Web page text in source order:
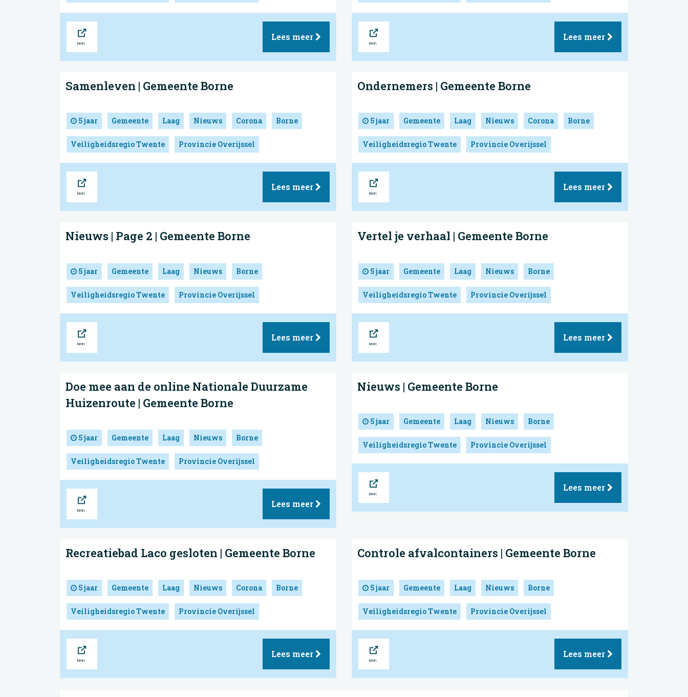
Lees meer Lees meer
Samenleven | Gemeente Borne
5 jaar Gemeente Laag Nieuws Corona Borne
Veiligheidsregio Twente Provincie Overijssel
Lees meer
Ondernemers | Gemeente Borne
5 jaar Gemeente Laag Nieuws Corona Borne
Veiligheidsregio Twente Provincie Overijssel
Lees meer
Nieuws | Page 2 | Gemeente Borne
5 jaar Gemeente Laag Nieuws Borne
Veiligheidsregio Twente Provincie Overijssel
Lees meer
Vertel je verhaal | Gemeente Borne
5 jaar Gemeente Laag Nieuws Borne
Veiligheidsregio Twente Provincie Overijssel
Lees meer
Doe mee aan de online Nationale Duurzame
Huizenroute | Gemeente Borne
5 jaar Gemeente Laag Nieuws Borne
Veiligheidsregio Twente Provincie Overijssel
Lees meer
Nieuws | Gemeente Borne
5 jaar Gemeente Laag Nieuws Borne
Veiligheidsregio Twente Provincie Overijssel
Lees meer
Recreatiebad Laco gesloten | Gemeente Borne
5 jaar Gemeente Laag Nieuws Corona Borne
Veiligheidsregio Twente Provincie Overijssel
Lees meer
Controle afvalcontainers | Gemeente Borne
5 jaar Gemeente Laag Nieuws Borne
Veiligheidsregio Twente Provincie Overijssel
Lees meer